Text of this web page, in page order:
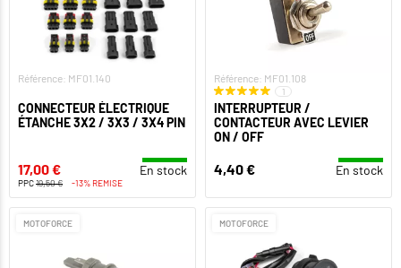
Référence: MF01.140
CONNECTEUR ÉLECTRIQUE
ÉTANCHE 3X2 / 3X3 / 3X4 PIN
17,00 € En stock
PPC19,50 € -13% REMISE
Référence: MF01.108
1
INTERRUPTEUR /
CONTACTEUR AVEC LEVIER
ON / OFF
4,40 € En stock
MOTOFORCE MOTOFORCE